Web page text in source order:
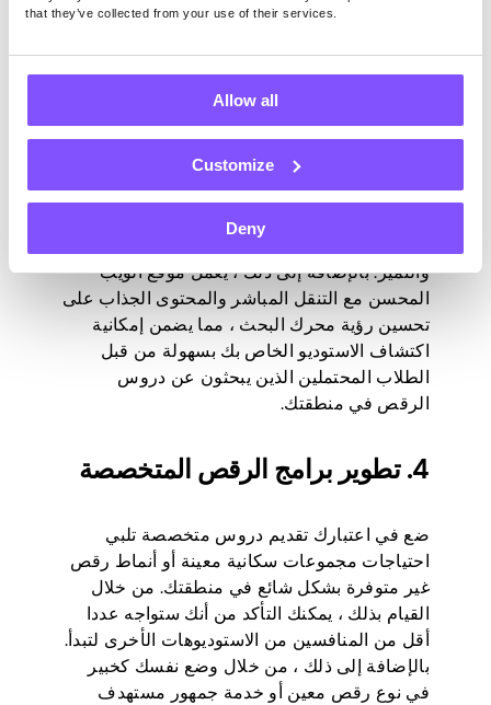
that they’ve collected from your use of their services.
Allow all
Customize
Deny
يعد موقع الويب المصمم جيدا أداة تسويقية قوية
يمكنها إنشاء حضور قوي عبر الإنترنت وعرض
العروض والقيم الفريدة للاستوديو الخاص بك. يوفر
منصة لتسليط الضوء على فصول الرقص وأعضاء
هيئة التدريس والمرافق ، مما يسمح لك بجذب
كما يغرس موقع الويب الاحترافي الثقة
والمصداقية ، مما يدل على التزامك بالاحتراف
والتميز. بالإضافة إلى ذلك ، يعمل موقع الويب
المحسن مع التنقل المباشر والمحتوى الجذاب على
تحسين رؤية محرك البحث ، مما يضمن إمكانية
اكتشاف الاستوديو الخاص بك بسهولة من قبل
الطلاب المحتملين الذين يبحثون عن دروس
الرقص في منطقتك.
4. تطوير برامج الرقص المتخصصة
ضع في اعتبارك تقديم دروس متخصصة تلبي
احتياجات مجموعات سكانية معينة أو أنماط رقص
غير متوفرة بشكل شائع في منطقتك. من خلال
القيام بذلك ، يمكنك التأكد من أنك ستواجه عددا
أقل من المنافسين من الاستوديوهات الأخرى لتبدأ.
بالإضافة إلى ذلك ، من خلال وضع نفسك كخبير
في نوع رقص معين أو خدمة جمهور مستهدف